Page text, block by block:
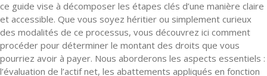
ce guide vise à décomposer les étapes clés d’une manière claire
et accessible. Que vous soyez héritier ou simplement curieux
des modalités de ce processus, vous découvrez ici comment
procéder pour déterminer le montant des droits que vous
pourriez avoir à payer. Nous aborderons les aspects essentiels :
l’évaluation de l’actif net, les abattements appliqués en fonction